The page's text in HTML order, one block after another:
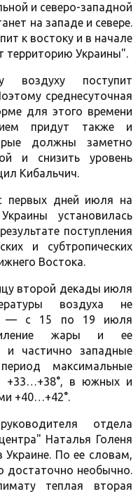
и северо-западной
на западе и севере.
к востоку и в начале
территорию Украины".
воздуху поступит
среднесуточная
для этого времени
придут также и
должны заметно
и снизить уровень
Кибальчич.
первых дней июля на
установилась
поступления
и субтропических
Востока.
второй декады июля
воздуха не
— с 15 по 19 июля
жары и ее
и частично западные
максимальные
+33…+38°, в южных и
+40…+42°.
отдела
Наталья Голеня
Украине. По ее словам,
достаточно необычно.
теплая вторая